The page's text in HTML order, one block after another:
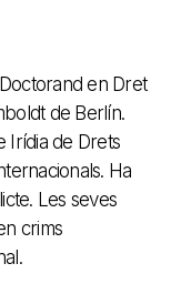
en Dret
de Berlín.
Irídia de Drets
Ha
Les seves
crims